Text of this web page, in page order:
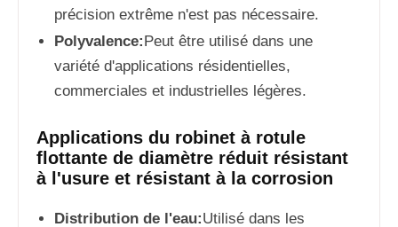
précision extrême n'est pas nécessaire.
Polyvalence:Peut être utilisé dans une
variété d'applications résidentielles,
commerciales et industrielles légères.
Applications du robinet à rotule
flottante de diamètre réduit résistant
à l'usure et résistant à la corrosion
Distribution de l'eau:Utilisé dans les